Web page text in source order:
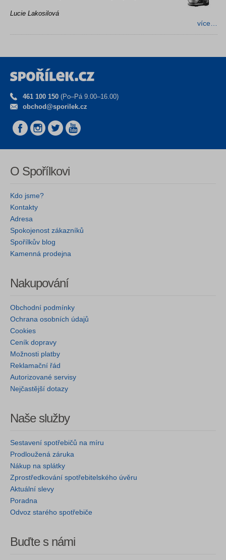
Lucie Lakosilová
více…
461 100 150 (Po–Pá 9.00–16.00)
obchod@sporilek.cz
O Spořílkovi
Kdo jsme?
Kontakty
Adresa
Spokojenost zákazníků
Spořílkův blog
Kamenná prodejna
Nakupování
Obchodní podmínky
Ochrana osobních údajů
Cookies
Ceník dopravy
Možnosti platby
Reklamační řád
Autorizované servisy
Nejčastější dotazy
Naše služby
Sestavení spotřebičů na míru
Prodloužená záruka
Nákup na splátky
Zprostředkování spotřebitelského úvěru
Aktuální slevy
Poradna
Odvoz starého spotřebiče
Buďte s námi